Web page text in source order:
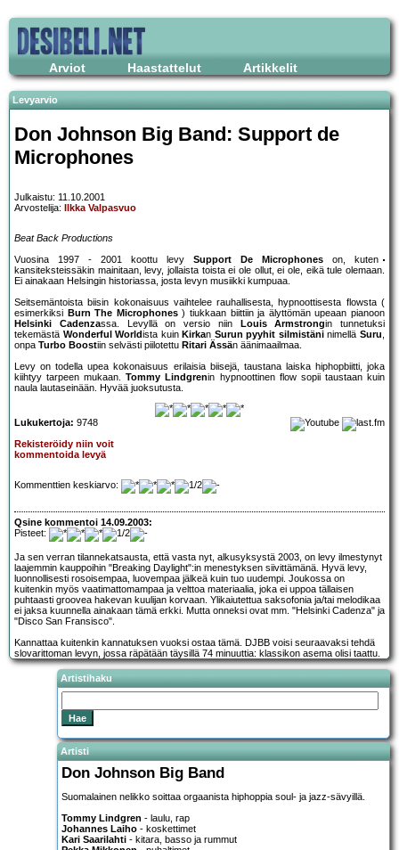
Arviot Haastattelut Artikkelit
Levyarvio
Don Johnson Big Band: Support de
Microphones
Julkaistu: 11.10.2001
Arvostelija:
Ilkka Valpasvuo
Beat Back Productions
Vuosina 1997 - 2001 koottu levy Support De Microphones on, kuten
kansiteksteissäkin mainitaan, levy, jollaista toista ei ole ollut, ei ole, eikä tule olemaan.
Ei ainakaan Helsingin historiassa, josta levyn musiikki kumpuaa.
Seitsemäntoista biisin kokonaisuus vaihtelee rauhallisesta, hypnoottisesta flowsta (
esimerkiksi Burn The Microphones) tiukkaan biittiin ja älyttömän upeaan pianoon
Helsinki Cadenzassa. Levyllä on versio niin Louis Armstrongin tunnetuksi
tekemästä Wonderful Worldista kuin Kirkan Surun pyyhit silmistäninimelläSuru,
onpa Turbo Boostiin selvästi piilotettu Ritari Ässän äänimaailmaa.
Levy on todella upea kokonaisuus erilaisia biisejä, taustana laiska hiphopbiitti, joka
kiihtyy tarpeen mukaan.Tommy Lindgrenin hypnoottinen flow sopii taustaan kuin
naula lautaseinään. Hyvää juoksutusta.
Lukukertoja: 9748
Rekisteröidy niin voit
kommentoida levyä
Kommenttien keskiarvo:
Qsine kommentoi 14.09.2003:
Pisteet:
Ja sen verran tilannekatsausta, että vasta nyt, alkusyksystä 2003, on levy ilmestynyt
laajemmin kauppoihin "Breaking Daylight":in menestyksen siivittämänä. Hyvä levy,
luonnollisesti rosoisempaa, luovempaa jälkeä kuin tuo uudempi. Joukossa on
kuitenkin myös vaatimattomampaa ja velttoa materiaalia, joka ei uppoa tällaisen
puhtaasti groovea hakevan kuulijan korvaan. Ylikaiutettua saksofonia ja/tai melodikaa
ei jaksa kuunnella ainakaan tämä erkki. Mutta onneksi ovat mm. "Helsinki Cadenza" ja
"Disco San Fransisco".
Kannattaa kuitenkin kannatuksen vuoksi ostaa tämä. DJBB voisi seuraavaksi tehdä
slovarittoman levyn, jossa räpätään täysillä 74 minuuttia: klassikon asema olisi taattu.
Artistihaku
Artisti
Don Johnson Big Band
Suomalainen nelikko soittaa orgaanista hiphoppia soul- ja jazz-sävyillä.
Tommy Lindgren - laulu, rap
Johannes Laiho - koskettimet
Kari Saarilahti - kitara, basso ja rummut